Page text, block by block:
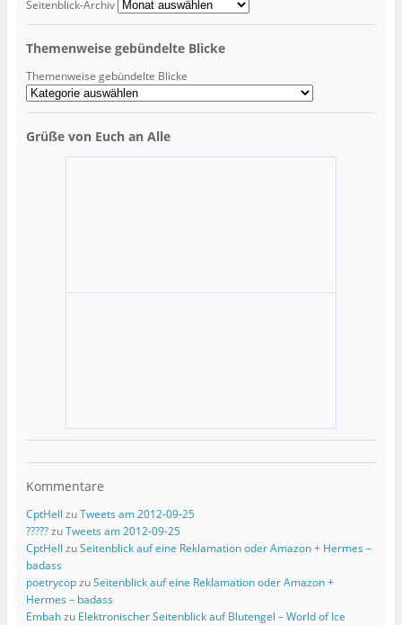
Seitenblick-Archiv
Themenweise gebündelte Blicke
Themenweise gebündelte Blicke
Grüße von Euch an Alle
Kommentare
CptHell zuTweets am 2012-09-25
?????zuTweets am 2012-09-25
CptHell zuSeitenblick auf eine Reklamation oder Amazon + Hermes –
badass
poetrycopzuSeitenblick auf eine Reklamation oder Amazon +
Hermes – badass
Embahzu Elektronischer Seitenblick auf Blutengel – World of Ice